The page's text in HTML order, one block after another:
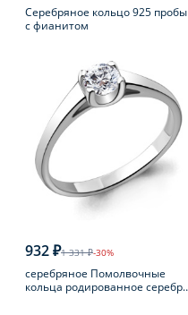
Серебряное кольцо 925 пробы
с фианитом
932 ₽1 331 ₽-30%
серебряное Помолвочные
кольца родированное серебро